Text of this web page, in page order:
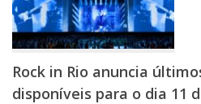
Rock in Rio anuncia
disponíveis para o dia 11